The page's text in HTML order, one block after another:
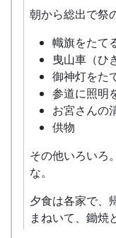
生の写真のまま
す。
朝から総出で祭
幟旗をたて
曳山車（ひ
御神灯をた
参道に照明
お宮さんの
供物
その他いろいろ
な。
夕食は各家で、
まねいて、鋤焼